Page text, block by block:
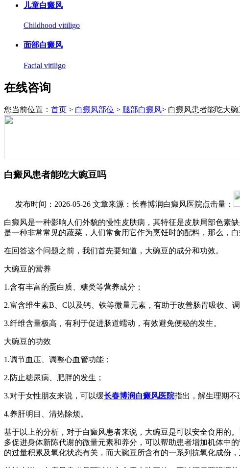
儿童白癜风
Childhood vitiligo
面部白癜风
Facial vitiligo
在线咨询
您当前位置： 首页 > 白癜风部位 > 腿部白癜风> 白癜风患者能吃大
白癜风患者能吃大豌豆吗
发布时间：2026-05-26 文章来源：长春博润白癜风医院点击量：
白癜风是一种影响人们外貌的慢性皮肤病，其特征是皮肤局部色素
是一种非常常见的蔬菜，人们常食用它作为烹饪时的配料，那么，
在回答这个问题之前，我们首先要知道，大豌豆的成分和功效。
大豌豆的营养
1.含有丰富的蛋白质、糖类等营养成分；
2.富含维生素B、C以及钙、铁等微量元素，有助于改善肠胃吸收、调
3.纤维含量极高，有利于促进肠道蠕动，有效避免便秘的发生。
大豌豆的功效
1.调节血压、调整心血管功能；
2.防止糖尿病、肥胖的发生；
3.对于女性朋友来说，可以缓长春博润白癜风医院指出，解生理期不
4.养肝明目、清热除烦。
基于以上的分析，对于白癜风患者来说，大豌豆是可以安全食用的
多促进身体新陈代谢的微量元素和养分，可以帮助患者增加机体中
的过量积累及氧化状态有关，而大豌豆所含有的一系列抗氧化成份，